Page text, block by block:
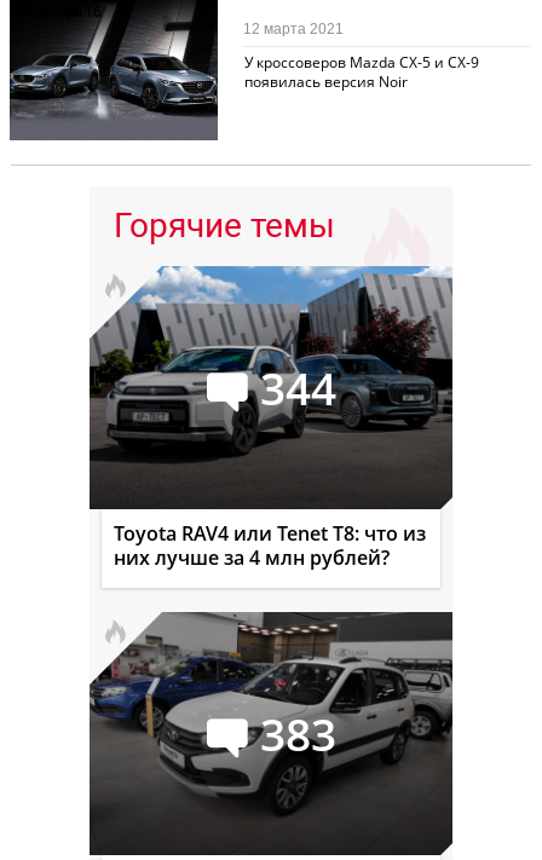
16
У кроссоверов Mazda CX-5 и CX-9
появилась версия Noir
12 марта 2021
Горячие темы
344
Toyota RAV4 или Tenet T8: что из
них лучше за 4 млн рублей?
383